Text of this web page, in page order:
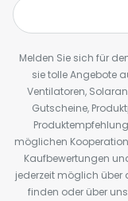
Melden Sie sich für
sie tolle Angebote
Ventilatoren,
Gutscheine,
möglichen
Kaufbewertungen
jederzeit möglich über
finden oder über